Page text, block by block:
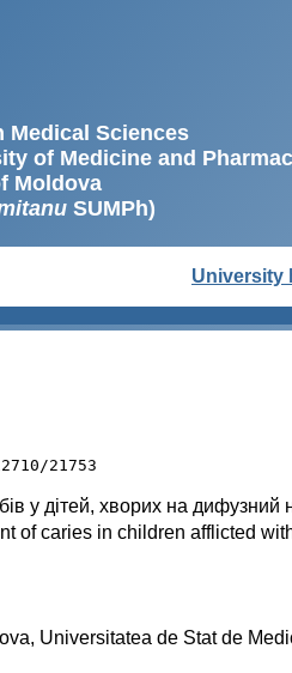
Sciences
of Medicine and
Moldova
SUMPh)
University
21753
у дітей, хворих на дифузний
of caries in children afflicted
Universitatea de Stat de